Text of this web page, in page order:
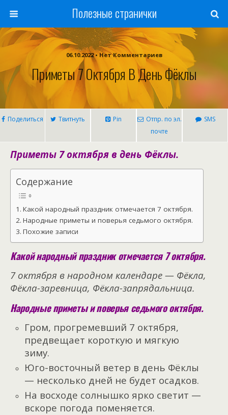
Полезные странички
06.10.2022 • Нет Комментариев
Приметы 7 Октября В День Фёклы
Поделиться Твитнуть Pin
Отпр. по эл.
почте
SMS
Приметы 7 октября в день Фёклы.
Содержание
Какой народный праздник отмечается 7 октября.
Народные приметы и поверья седьмого октября.
Похожие записи
Какой народный праздник отмечается 7 октября.
7 октября в народном календаре — Фёкла,
Фёкла-заревница, Фёкла-запрядальница.
Народные приметы и поверья седьмого октября.
Гром, прогремевший 7 октября,
предвещает короткую и мягкую
зиму.
Юго-восточный ветер в день Фёклы
— несколько дней не будет осадков.
На восходе солнышко ярко светит —
вскоре погода поменяется.